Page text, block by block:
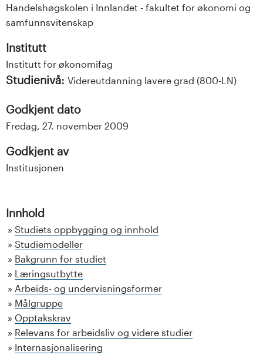
Handelshøgskolen i Innlandet - fakultet for økonomi og
samfunnsvitenskap
Institutt
Institutt for økonomifag
Studienivå: Videreutdanning lavere grad (800-LN)
Godkjent dato
Fredag, 27. november 2009
Godkjent av
Institusjonen
Innhold
Studiets oppbygging og innhold
Studiemodeller
Bakgrunn for studiet
Læringsutbytte
Arbeids- og undervisningsformer
Målgruppe
Opptakskrav
Relevans for arbeidsliv og videre studier
Internasjonalisering